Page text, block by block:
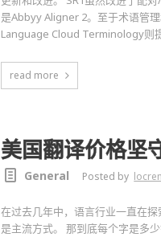
是Abbyy Aligner 2。至于术语管
Language Cloud Terminology则
read more
美国翻译价格坚
General Posted by locren
在过去几年中，语言行业一直在
是主流方式。 那到底每个字是多